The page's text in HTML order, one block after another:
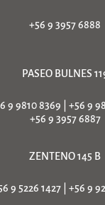
+56 9 3957 6888
PASEO BULNES
9 9810 8369
+56 9
+56 9 3957 6887
ZENTENO 145 B
9 5226 1427| +56 9